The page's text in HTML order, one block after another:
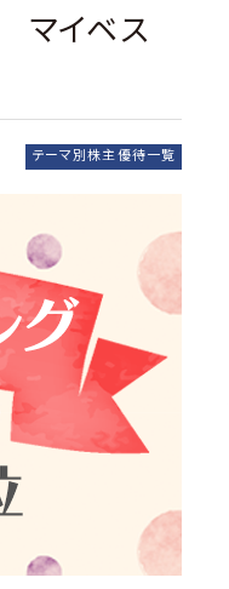
マイベス
テーマ別株主優待一覧